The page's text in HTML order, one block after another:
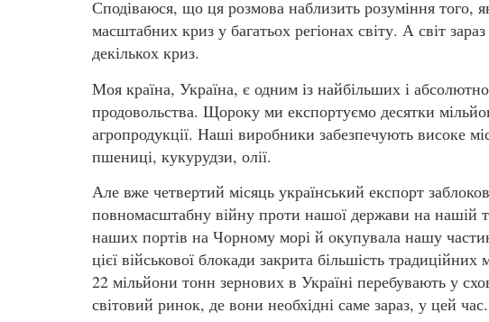
Сподіваюся, що ця розмова наблизить розуміння того,
масштабних криз у багатьох регіонах світу. А світ
декількох криз.
Моя країна, Україна, є одним із найбільших і
продовольства. Щороку ми експортуємо десятки
агропродукції. Наші виробники забезпечують високе
пшениці, кукурудзи, олії.
Але вже четвертий місяць український експорт
повномасштабну війну проти нашої держави на нашій
наших портів на Чорному морі й окупувала нашу
цієї військової блокади закрита більшість традиційних
22 мільйони тонн зернових в Україні перебувають у
світовий ринок, де вони необхідні саме зараз, у цей час.